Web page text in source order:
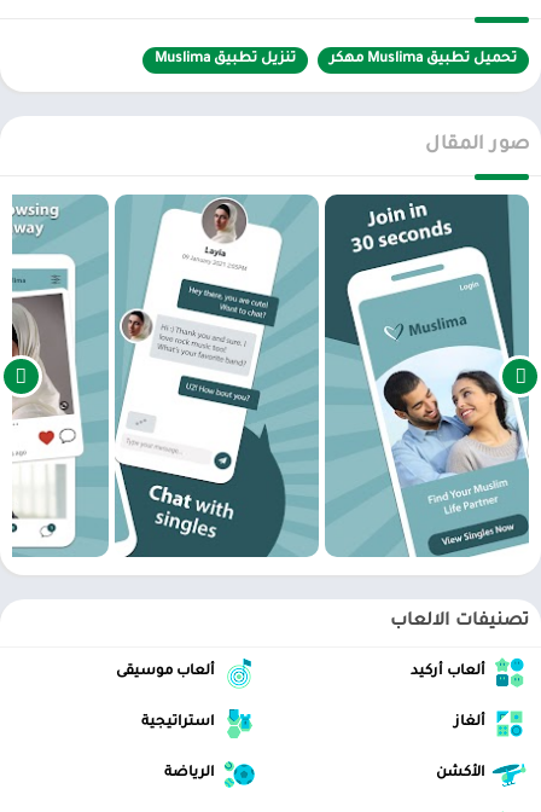
إنشاء وتعديل وتحديث حسابك الشخصي في أي وقت وأي مكان
البحث عن شركاء في قاعدة بياناتنا والمكونة من عزّاب وعازبات مسلمين من
التواصل عن طريق خواص الرسائل المتقدمة لدينا
استلام الإشعارات فوريًا
ترقية عضويتك.
بأكثر من ٧,٥٠٠,٠٠٠ عضو وعضوة، Muslima هو المكان المثالي للعثور على
شريك أو شريكة حياتك عبر الإنترنت. Muslima هو جزء من شبكة Cupid
Media ذات التاريخ الطويل، والتي تدير أكثر من ٣٠ موقع وتطبيق مواعدة
متخصص. بالتزامنا بالربط بين العزّاب والعازبات المسلمين محليًا وفي
جميع أنحاء العالم، نحن نوفر لك بيئة سهلة وآمنة مصممة لمساعدتك على
مقابلة الشريك أو الشريكة المثاليين!.
الان عبر موقعنا PlaYalandroiD متجر بلاي الاندرويد ، android store يمكنكم
تحميل العاب مهكرة ، تطبيقات اندرويد بريميوم ، مجاناً يتم مراجعة الألعاب
تحميل تطبيق Muslima مهكر تنزيل تطبيق Muslima
صور المقال
تصنيفات الالعاب
ألعاب أركيد ألعاب موسيقى
ألغاز استراتيجية
الأكشن الرياضة